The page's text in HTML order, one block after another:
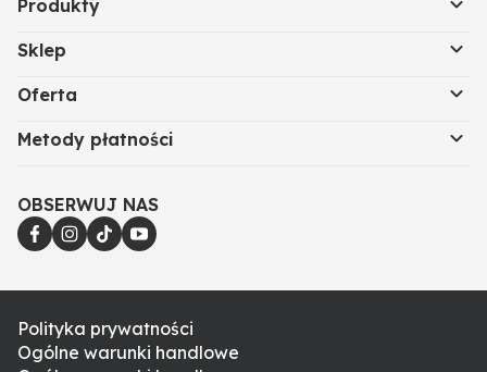
Produkty
Sklep
Oferta
Metody płatności
OBSERWUJ NAS
Polityka prywatności
Ogólne warunki handlowe